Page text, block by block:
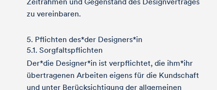
zu vereinbaren.
5. Pflichten des*der Designers*in
5.1. Sorgfaltspflichten
Der*die Designer*in ist verpflichtet, die ihm*ihr
übertragenen Arbeiten eigens für die Kundschaft
und unter Berücksichtigung der allgemeinen